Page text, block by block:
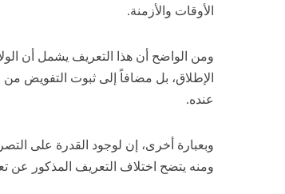
الأوقات والأزمنة.
ومن الواضح أن هذا التعريف يشمل أن
الإطلاق، بل مضافاً إلى ثبوت التفويض من
عنده.
وبعبارة أخرى، إن لوجود القدرة على
ومنه يتضح اختلاف التعريف المذكور عن